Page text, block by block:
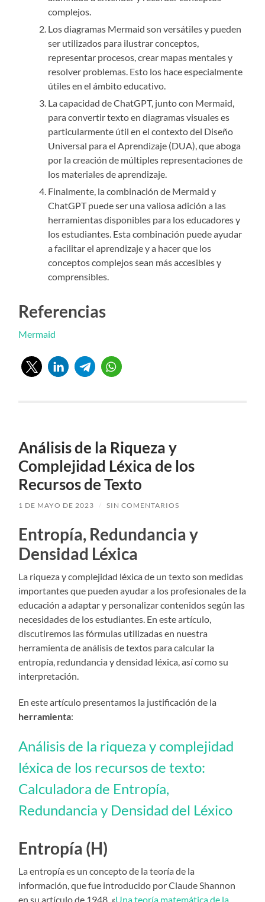
complejos.
Los diagramas Mermaid son versátiles y pueden
ser utilizados para ilustrar conceptos,
representar procesos, crear mapas mentales y
resolver problemas. Esto los hace especialmente
útiles en el ámbito educativo.
La capacidad de ChatGPT, junto con Mermaid,
para convertir texto en diagramas visuales es
particularmente útil en el contexto del Diseño
Universal para el Aprendizaje (DUA), que aboga
por la creación de múltiples representaciones de
los materiales de aprendizaje.
Finalmente, la combinación de Mermaid y
ChatGPT puede ser una valiosa adición a las
herramientas disponibles para los educadores y
los estudiantes. Esta combinación puede ayudar
a facilitar el aprendizaje y a hacer que los
conceptos complejos sean más accesibles y
comprensibles.
Referencias
Mermaid
Análisis de la Riqueza y
Complejidad Léxica de los
Recursos de Texto
1 DE MAYO DE 2023 / SIN COMENTARIOS
Entropía, Redundancia y
Densidad Léxica
La riqueza y complejidad léxica de un texto son medidas
importantes que pueden ayudar a los profesionales de la
educación a adaptar y personalizar contenidos según las
necesidades de los estudiantes. En este artículo,
discutiremos las fórmulas utilizadas en nuestra
herramienta de análisis de textos para calcular la
entropía, redundancia y densidad léxica, así como su
interpretación.
En este artículo presentamos la justificación de la
herramienta:
Análisis de la riqueza y complejidad
léxica de los recursos de texto:
Calculadora de Entropía,
Redundancia y Densidad del Léxico
Entropía (H)
La entropía es un concepto de la teoría de la
información, que fue introducido por Claude Shannon
en su artículo de 1948, «Una teoría matemática de la